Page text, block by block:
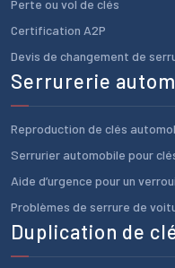
Perte ou vol de clés
Certification A2P
Devis de changement de
Serrurerie
Reproduction de clés
Serrurier automobile pour
Aide d’urgence pour un
Problèmes de serrure de
Duplication de